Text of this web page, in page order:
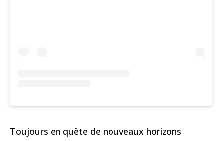
Toujours en quête de nouveaux horizons